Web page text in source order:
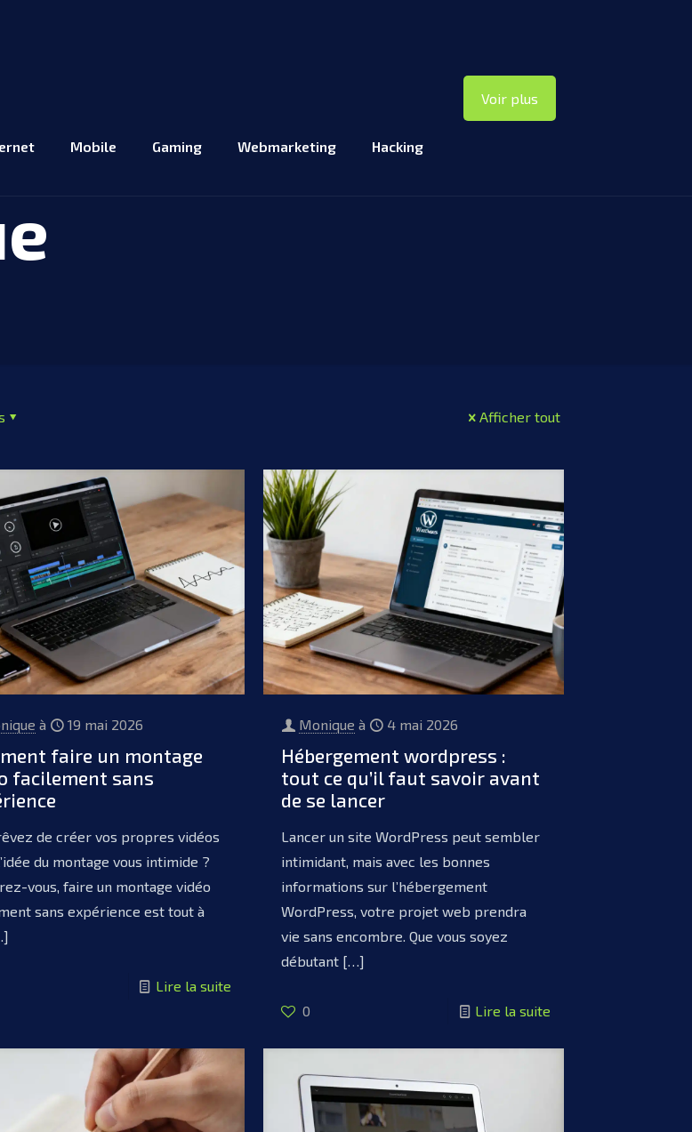
Mobile Gaming Webmarketing Hacking
Voir plus
Afficher tout
à 19 mai 2026
faire un montage
facilement sans
de créer vos propres vidéos
du montage vous intimide ?
vous, faire un montage vidéo
sans expérience est tout à
Lire la suite
Monique à 4 mai 2026
Hébergement wordpress :
tout ce qu’il faut savoir avant
de se lancer
Lancer un site WordPress peut sembler
intimidant, mais avec les bonnes
informations sur l’hébergement
WordPress, votre projet web prendra
vie sans encombre. Que vous soyez
débutant […]
0 Lire la suite